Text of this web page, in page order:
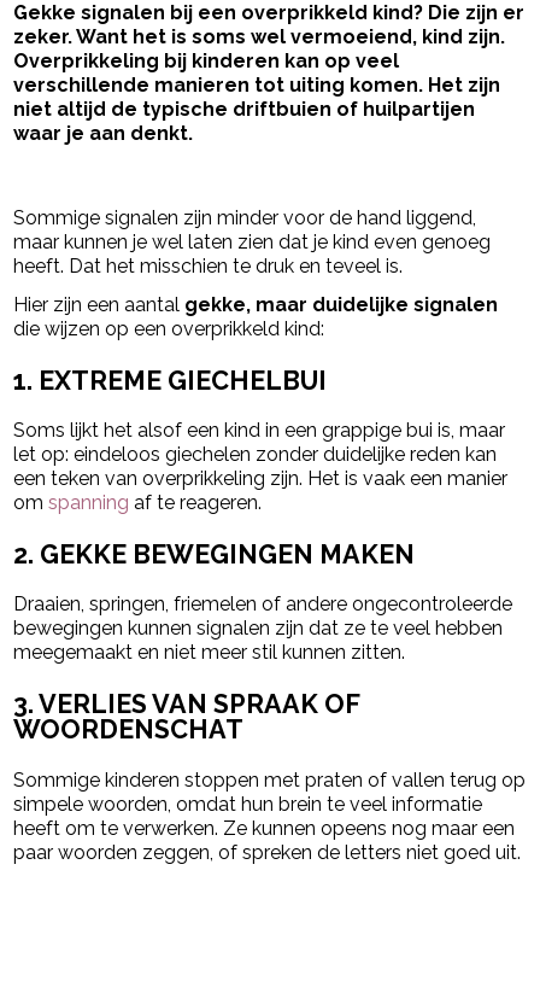
Gekke signalen bij een overprikkeld kind? Die zijn er
zeker. Want het is soms wel vermoeiend, kind zijn.
Overprikkeling bij kinderen kan op veel
verschillende manieren tot uiting komen. Het zijn
niet altijd de typische driftbuien of huilpartijen
waar je aan denkt.
Sommige signalen zijn minder voor de hand liggend,
maar kunnen je wel laten zien dat je kind even genoeg
heeft. Dat het misschien te druk en teveel is.
Hier zijn een aantal gekke, maar duidelijke signalen
die wijzen op een overprikkeld kind:
1. EXTREME GIECHELBUI
Soms lijkt het alsof een kind in een grappige bui is, maar
let op: eindeloos giechelen zonder duidelijke reden kan
een teken van overprikkeling zijn. Het is vaak een manier
omspanning af te reageren.
2. GEKKE BEWEGINGEN MAKEN
Draaien, springen, friemelen of andere ongecontroleerde
bewegingen kunnen signalen zijn dat ze te veel hebben
meegemaakt en niet meer stil kunnen zitten.
3. VERLIES VAN SPRAAK OF
WOORDENSCHAT
Sommige kinderen stoppen met praten of vallen terug op
simpele woorden, omdat hun brein te veel informatie
heeft om te verwerken. Ze kunnen opeens nog maar een
paar woorden zeggen, of spreken de letters niet goed uit.